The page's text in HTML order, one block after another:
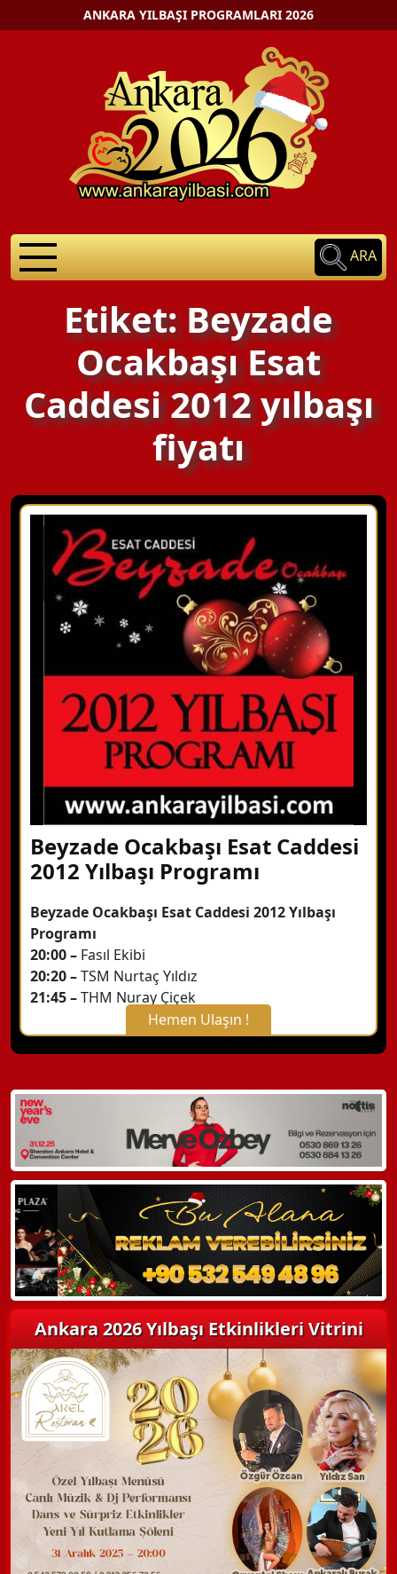
ANKARA YILBAŞI PROGRAMLARI 2026
ARA
Etiket: Beyzade
Ocakbaşı Esat
Caddesi 2012 yılbaşı
fiyatı
Beyzade Ocakbaşı Esat Caddesi
2012 Yılbaşı Programı
Beyzade Ocakbaşı Esat Caddesi 2012 Yılbaşı
Programı
20:00 – Fasıl Ekibi
20:20 –TSM Nurtaç Yıldız
21:45 –THM Nuray Çiçek
Hemen Ulaşın !
X Kapat
WhatsApp ile Bilgi Alın
Hemen Arayın
Detaylı Bilgi Alın
Ankara 2026 Yılbaşı Etkinlikleri Vitrini